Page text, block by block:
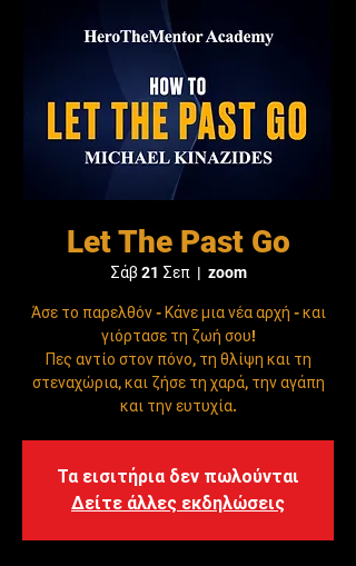
Let The Past Go
Σάβ 21 Σεπ
  |
zoom
Άσε το παρελθόν - Κάνε μια νέα αρχή - και
γιόρτασε τη ζωή σου!
Πες αντίο στον πόνο, τη θλίψη και τη
στεναχώρια, και ζήσε τη χαρά, την αγάπη
και την ευτυχία.
Τα εισιτήρια δεν πωλούνται
Δείτε άλλες εκδηλώσεις